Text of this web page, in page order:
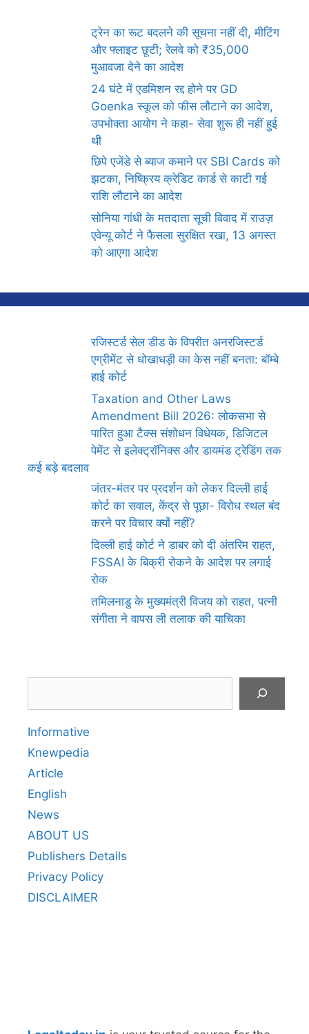
ट्रेन का रूट बदलने की सूचना नहीं दी, मीटिंग
और फ्लाइट छूटी; रेलवे को ₹35,000
मुआवजा देने का आदेश
24 घंटे में एडमिशन रद्द होने पर GD
Goenka स्कूल को फीस लौटाने का आदेश,
उपभोक्ता आयोग ने कहा- सेवा शुरू ही नहीं हुई
थी
छिपे एजेंडे से ब्याज कमाने पर SBI Cards को
झटका, निष्क्रिय क्रेडिट कार्ड से काटी गई
राशि लौटाने का आदेश
सोनिया गांधी के मतदाता सूची विवाद में राउज़
एवेन्यू कोर्ट ने फैसला सुरक्षित रखा, 13 अगस्त
को आएगा आदेश
रजिस्टर्ड सेल डीड के विपरीत अनरजिस्टर्ड
एग्रीमेंट से धोखाधड़ी का केस नहीं बनता: बॉम्बे
हाई कोर्ट
Taxation and Other Laws
Amendment Bill 2026: लोकसभा से
पारित हुआ टैक्स संशोधन विधेयक, डिजिटल
पेमेंट से इलेक्ट्रॉनिक्स और डायमंड ट्रेडिंग तक
कई बड़े बदलाव
जंतर-मंतर पर प्रदर्शन को लेकर दिल्ली हाई
कोर्ट का सवाल, केंद्र से पूछा- विरोध स्थल बंद
करने पर विचार क्यों नहीं?
दिल्ली हाई कोर्ट ने डाबर को दी अंतरिम राहत,
FSSAI के बिक्री रोकने के आदेश पर लगाई
रोक
तमिलनाडु के मुख्यमंत्री विजय को राहत, पत्नी
संगीता ने वापस ली तलाक की याचिका
Informative
Knewpedia
Article
English
News
ABOUT US
Publishers Details
Privacy Policy
DISCLAIMER